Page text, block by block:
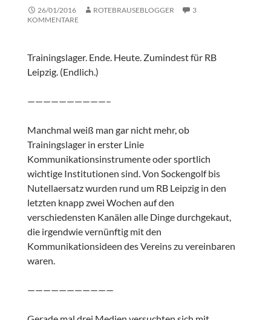
26/01/2016 ROTEBRAUSEBLOGGER
3
KOMMENTARE
Trainingslager. Ende. Heute. Zumindest für RB
Leipzig. (Endlich.)
——————————–
Manchmal weiß man gar nicht mehr, ob
Trainingslager in erster Linie
Kommunikationsinstrumente oder sportlich
wichtige Institutionen sind. Von Sockengolf bis
Nutellaersatz wurden rund um RB Leipzig in den
letzten knapp zwei Wochen auf den
verschiedensten Kanälen alle Dinge durchgekaut,
die irgendwie vernünftig mit den
Kommunikationsideen des Vereins zu vereinbaren
waren.
———————————